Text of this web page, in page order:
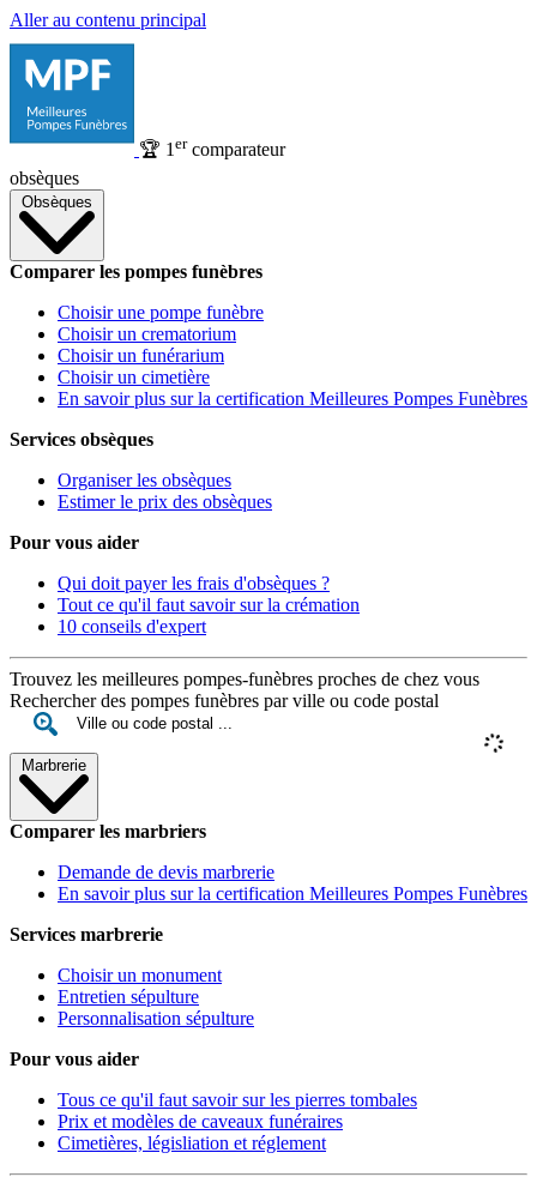
Aller au contenu principal
🏆 1 ercomparateur
obsèques
Obsèques
Comparer les pompes funèbres
Choisir une pompe funèbre
Choisir un crematorium
Choisir un funérarium
Choisir un cimetière
En savoir plus sur la certification Meilleures Pompes Funèbres
Services obsèques
Organiser les obsèques
Estimer le prix des obsèques
Pour vous aider
Qui doit payer les frais d'obsèques ?
Tout ce qu'il faut savoir sur la crémation
10 conseils d'expert
Trouvez les meilleures pompes-funèbres proches de chez vous
Rechercher des pompes funèbres par ville ou code postal
Marbrerie
Comparer les marbriers
Demande de devis marbrerie
En savoir plus sur la certification Meilleures Pompes Funèbres
Services marbrerie
Choisir un monument
Entretien sépulture
Personnalisation sépulture
Pour vous aider
Tous ce qu'il faut savoir sur les pierres tombales
Prix et modèles de caveaux funéraires
Cimetières, législiation et réglement